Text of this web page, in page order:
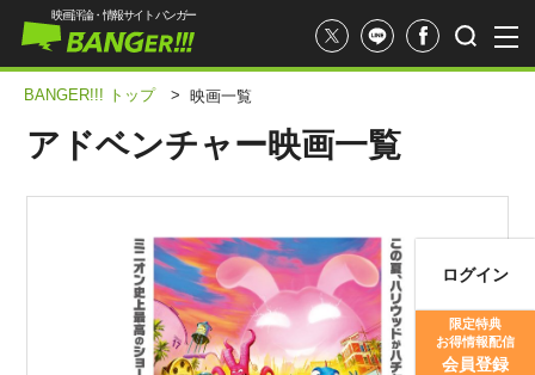
映画記事
映画評価
映画評論・情報サイト バンガー
ログイン
限定特典
お得情報配信
会員登録
BANGER!!! トップ > 映画一覧
アドベンチャー映画一覧